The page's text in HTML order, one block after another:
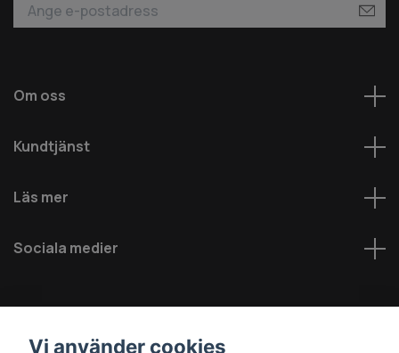
Om oss
Kundtjänst
Läs mer
Sociala medier
Vi använder cookies